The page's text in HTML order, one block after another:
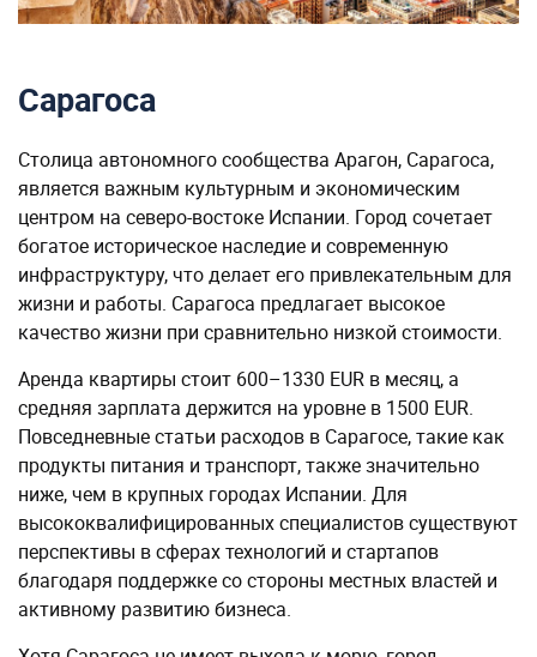
Сарагоса
Столица автономного сообщества Арагон, Сарагоса,
является важным культурным и экономическим
центром на северо-востоке Испании. Город сочетает
богатое историческое наследие и современную
инфраструктуру, что делает его привлекательным для
жизни и работы. Сарагоса предлагает высокое
качество жизни при сравнительно низкой стоимости.
Аренда квартиры стоит 600–1330 EUR в месяц, а
средняя зарплата держится на уровне в 1500 EUR.
Повседневные статьи расходов в Сарагосе, такие как
продукты питания и транспорт, также значительно
ниже, чем в крупных городах Испании. Для
высококвалифицированных специалистов существуют
перспективы в сферах технологий и стартапов
благодаря поддержке со стороны местных властей и
активному развитию бизнеса.